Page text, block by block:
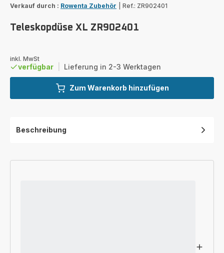
Verkauf durch : Rowenta Zubehör Ref.: ZR902401
Teleskopdüse XL ZR902401
inkl. MwSt
verfügbar Lieferung in 2-3 Werktagen
Zum Warenkorb hinzufügen
Beschreibung